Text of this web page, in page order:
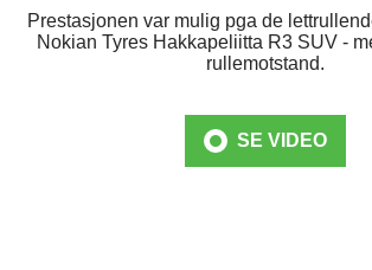
GLOBAL (ENGLISH)
Prestasjonen var mulig pga de
Nokian Tyres Hakkapeliitta R3 SUV -
rullemotstand.
SE VIDEO